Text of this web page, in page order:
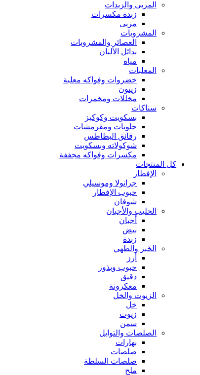
المربى والزبدات
زبدة مكسرات
مربى
المشروبات
العصائر والمشروبات
بدائل الألبان
مياه
المعلبات
خضروات وفواكه معلبة
زيتون
مخللات ومخمرات
سناكات
بسكويت وكوكيز
حلويات ومقرمشات
رقائق البطاطس
شوكولاته وبسكويت
مكسرات وفواكه مجففة
كل المنتجات
الإفطار
جرانولا وموسيلي
حبوب الإفطار
شوفان
الحليب والأجبان
أجبان
بيض
زبدة
الخَبز والطهي
أرز
حبوب وبذور
دقيق
معكرونة
الزيوت والخل
خل
زيوت
سمن
الصلصات والتوابل
بهارات
صلصات
صلصات السلطة
ملح